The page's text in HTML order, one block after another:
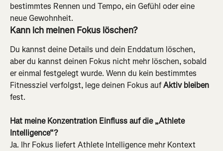
bestimmtes Rennen und Tempo, ein Gefühl oder eine
neue Gewohnheit.
Kann ich meinen Fokus löschen?
Du kannst deine Details und dein Enddatum löschen,
aber du kannst deinen Fokus nicht mehr löschen, sobald
er einmal festgelegt wurde. Wenn du kein bestimmtes
Fitnessziel verfolgst, lege deinen Fokus auf Aktiv bleiben
fest.
Hat meine Konzentration Einfluss auf die „Athlete
Intelligence“?
Ja. Ihr Fokus liefert Athlete Intelligence mehr Kontext